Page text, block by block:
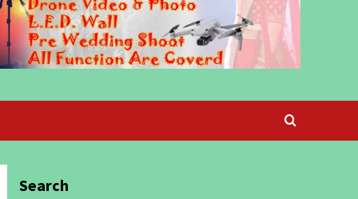
Search